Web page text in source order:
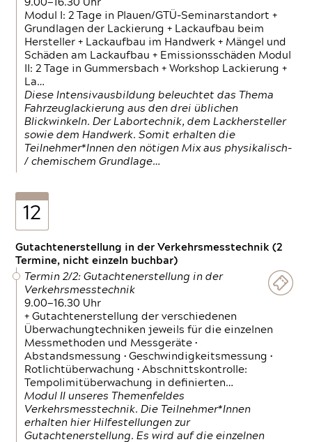
9.00—16.30 Uhr
Modul I: 2 Tage in Plauen/GTÜ-Seminarstandort +
Grundlagen der Lackierung + Lackaufbau beim
Hersteller + Lackaufbau im Handwerk + Mängel und
Schäden am Lackaufbau + Emissionsschäden Modul
II: 2 Tage in Gummersbach + Workshop Lackierung +
La…
Diese Intensivausbildung beleuchtet das Thema
Fahrzeuglackierung aus den drei üblichen
Blickwinkeln. Der Labortechnik, dem Lackhersteller
sowie dem Handwerk. Somit erhalten die
Teilnehmer*Innen den nötigen Mix aus physikalisch-
/ chemischem Grundlage…
12
Gutachtenerstellung in der Verkehrsmesstechnik (2
Termine, nicht einzeln buchbar)
Termin 2/2: Gutachtenerstellung in der
Verkehrsmesstechnik
9.00—16.30 Uhr
+ Gutachtenerstellung der verschiedenen
Überwachungtechniken jeweils für die einzelnen
Messmethoden und Messgeräte •
Abstandsmessung • Geschwindigkeitsmessung •
Rotlichtüberwachung • Abschnittskontrolle:
Tempolimitüberwachung in definierten…
Modul II unseres Themenfeldes
Verkehrsmesstechnik. Die Teilnehmer*Innen
erhalten hier Hilfestellungen zur
Gutachtenerstellung. Es wird auf die einzelnen